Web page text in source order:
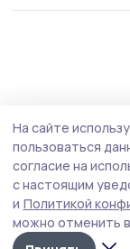
На сайте
пользоваться
согласие на
с настоящим
и Политикой
можно отменить в